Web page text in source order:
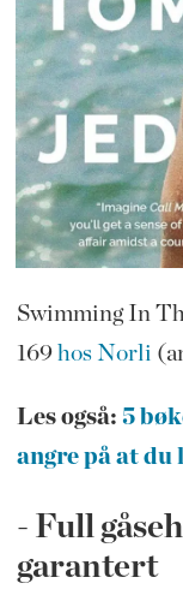
Swimming In
169 hos Norli
Les også: 5
angre på at du
- Full
garantert